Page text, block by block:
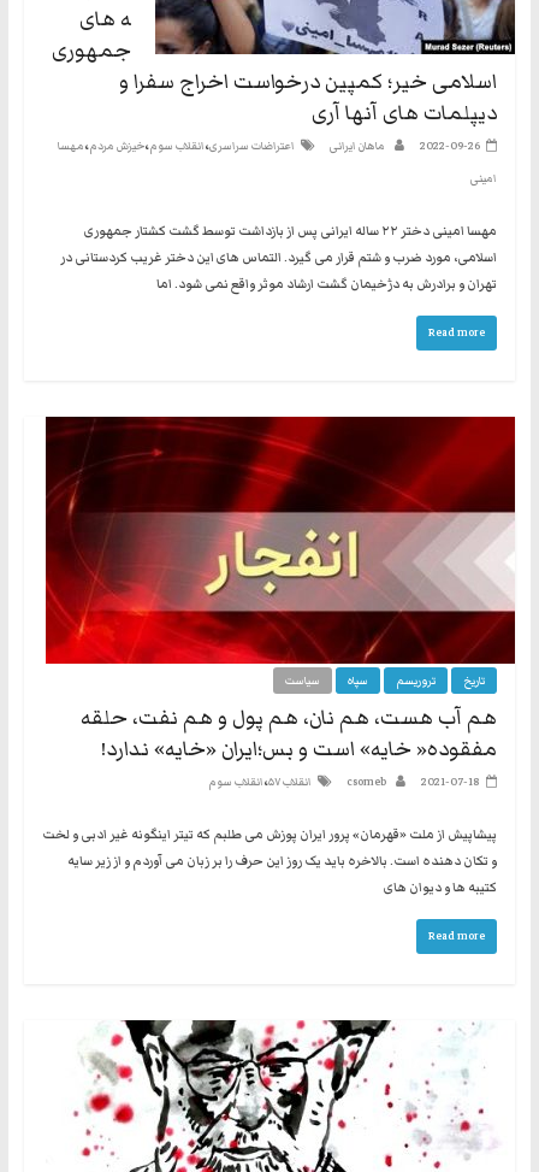
ه های
جمهوری
اسلامی خیر؛ کمپین درخواست اخراج سفرا و
دیپلمات های آنها آری
2022-09-26 ماهان ایرانی اعتراضات سراسری،انقلاب سوم،خیزش مردم،مهسا
امینی
مهسا امینی دختر ۲۲ ساله ایرانی پس از بازداشت توسط گشت کشتار جمهوری
اسلامی، مورد ضرب و شتم قرار می گیرد. التماس های این دختر غریب کردستانی در
تهران و برادرش به دژخیمان گشت ارشاد موثر واقع نمی شود. اما
Read more
تاریخ تروریسم سپاه سیاست
هم آب هست، هم نان، هم پول و هم نفت، حلقه
مفقوده« خایه» است و بس؛ایران «خایه» ندارد!
2021-07-18
csomeb انقلاب ۵۷ ،انقلاب سوم
پیشاپیش از ملت «قهرمان» پرور ایران پوزش می طلبم که تیتر اینگونه غیر ادبی و لخت
و تکان دهنده است. بالاخره باید یک روز این حرف را بر زبان می آوردم و از زیر سایه
کتیبه ها و دیوان های
Read more